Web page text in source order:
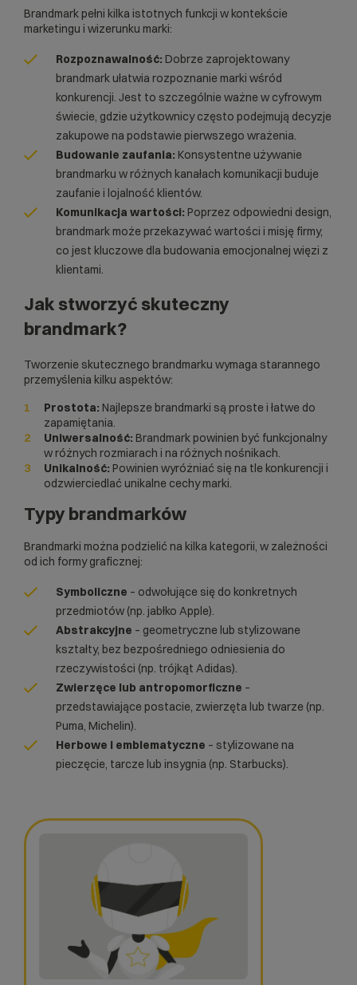
Brandmark pełni kilka istotnych funkcji w kontekście
marketingu i wizerunku marki:
Rozpoznawalność: Dobrze zaprojektowany
brandmark ułatwia rozpoznanie marki wśród
konkurencji. Jest to szczególnie ważne w cyfrowym
świecie, gdzie użytkownicy często podejmują decyzje
zakupowe na podstawie pierwszego wrażenia.
Budowanie zaufania: Konsystentne używanie
brandmarku w różnych kanałach komunikacji buduje
zaufanie i lojalność klientów.
Komunikacja wartości: Poprzez odpowiedni design,
brandmark może przekazywać wartości i misję firmy,
co jest kluczowe dla budowania emocjonalnej więzi z
klientami.
Jak stworzyć skuteczny
brandmark?
Tworzenie skutecznego brandmarku wymaga starannego
przemyślenia kilku aspektów:
Prostota: Najlepsze brandmarki są proste i łatwe do
zapamiętania.
Uniwersalność: Brandmark powinien być funkcjonalny
w różnych rozmiarach i na różnych nośnikach.
Unikalność: Powinien wyróżniać się na tle konkurencji i
odzwierciedlać unikalne cechy marki.
Typy brandmarków
Brandmarki można podzielić na kilka kategorii, w zależności
od ich formy graficznej:
Symboliczne – odwołujące się do konkretnych
przedmiotów (np. jabłko Apple).
Abstrakcyjne – geometryczne lub stylizowane
kształty, bez bezpośredniego odniesienia do
rzeczywistości (np. trójkąt Adidas).
Zwierzęce lub antropomorficzne –
przedstawiające postacie, zwierzęta lub twarze (np.
Puma, Michelin).
Herbowe i emblematyczne – stylizowane na
pieczęcie, tarcze lub insygnia (np. Starbucks).